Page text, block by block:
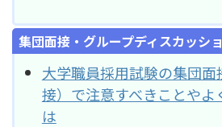
集団面接・グループディスカッシ
大学職員採用試験の集団面
接）で注意すべきことやよ
は